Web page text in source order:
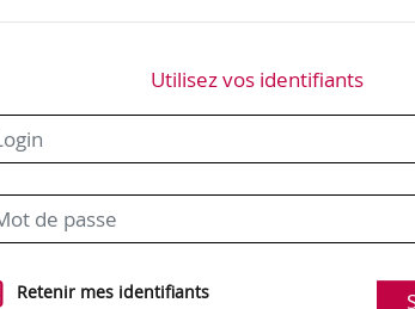
Utilisez vos identifiants
Retenir mes identifiants